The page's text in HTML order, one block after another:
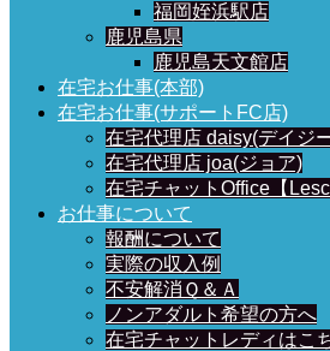
福岡姪浜駅店
鹿児島県
鹿児島天文館店
在宅お仕事(本部)
在宅お仕事(サポートFC店)
在宅代理店 daisy(デイジ
在宅代理店 joa(ジョア)
在宅チャットOffice【
お仕事について
報酬について
実際の収入例
不安解消Ｑ＆Ａ
ノンアダルト希望の方へ
在宅チャットレディはこ